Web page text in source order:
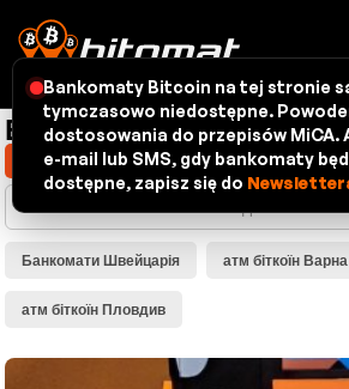
Банкомати — карта
Показати моє місцезнаходження
Банкомати Швейцарія атм біткоїн Варна
атм біткоїн Пловдив
Bankomaty Bitcoin na tej stronie
tymczasowo niedostępne.
dostosowania do przepisów MiCA.
e-mail lub SMS, gdy bankomaty
dostępne, zapisz się do